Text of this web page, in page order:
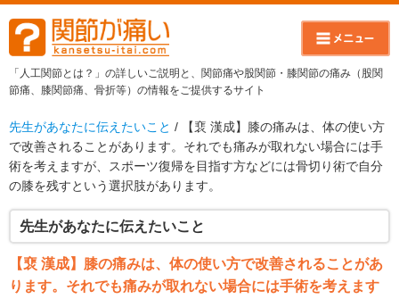
「人工関節とは？」の詳しいご説明と、関節痛や股関節・膝関節の痛み（股関
節痛、膝関節痛、骨折等）の情報をご提供するサイト
先生があなたに伝えたいこと / 【裵 漢成】膝の痛みは、体の使い方
で改善されることがあります。それでも痛みが取れない場合には手
術を考えますが、スポーツ復帰を目指す方などには骨切り術で自分
の膝を残すという選択肢があります。
先生があなたに伝えたいこと
【裵 漢成】膝の痛みは、体の使い方で改善されることがあ
ります。それでも痛みが取れない場合には手術を考えます